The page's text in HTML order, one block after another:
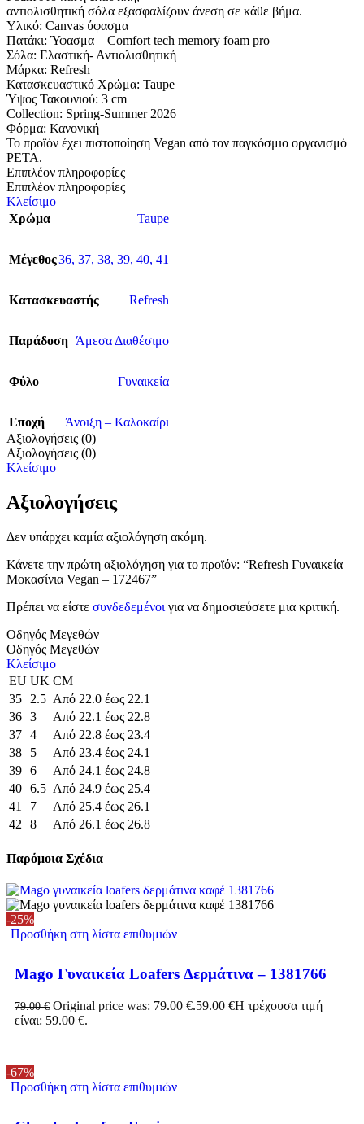
αντιολισθητική σόλα εξασφαλίζουν άνεση σε κάθε βήμα.
Υλικό: Canvas ύφασμα
Πατάκι: Ύφασμα – Comfort tech memory foam pro
Σόλα: Eλαστική- Αντιολισθητική
Μάρκα: Refresh
Κατασκευαστικό Χρώμα: Taupe
Ύψος Τακουνιού: 3 cm
Collection: Spring-Summer 2026
Φόρμα: Κανονική
Το προϊόν έχει πιστοποίηση Vegan από τον παγκόσμιο οργανισμό
PETA.
Επιπλέον πληροφορίες
Επιπλέον πληροφορίες
Κλείσιμο
Χρώμα
Taupe
Μέγεθος36, 37, 38, 39, 40, 41
Κατασκευαστής Refresh
Παράδοση Άμεσα Διαθέσιμο
Φύλο Γυναικεία
Εποχή
Άνοιξη – Καλοκαίρι
Αξιολογήσεις (0)
Αξιολογήσεις (0)
Κλείσιμο
Αξιολογήσεις
Δεν υπάρχει καμία αξιολόγηση ακόμη.
Κάνετε την πρώτη αξιολόγηση για το προϊόν: “Refresh Γυναικεία
Μοκασίνια Vegan – 172467”
Πρέπει να είστε συνδεδεμένοι για να δημοσιεύσετε μια κριτική.
Οδηγός Μεγεθών
Οδηγός Μεγεθών
Κλείσιμο
EU UK CM
35
2.5 Από 22.0 έως 22.1
36 3
Από 22.1 έως 22.8
37 4
Από 22.8 έως 23.4
38
5
Από 23.4 έως 24.1
39 6
Από 24.1 έως 24.8
40 6.5 Από 24.9 έως 25.4
41
7
Από 25.4 έως 26.1
42
8 Από 26.1 έως 26.8
Παρόμοια Σχέδια
-25%
Προσθήκη στη λίστα επιθυμιών
Mago Γυναικεία Loafers Δερμάτινα – 1381766
79.00€ Original price was: 79.00 €.59.00 €Η τρέχουσα τιμή
είναι: 59.00 €.
-67%
Προσθήκη στη λίστα επιθυμιών